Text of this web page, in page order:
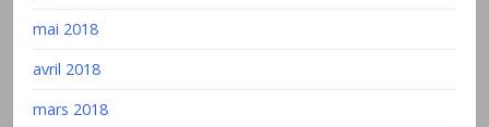
mai 2018
avril 2018
mars 2018